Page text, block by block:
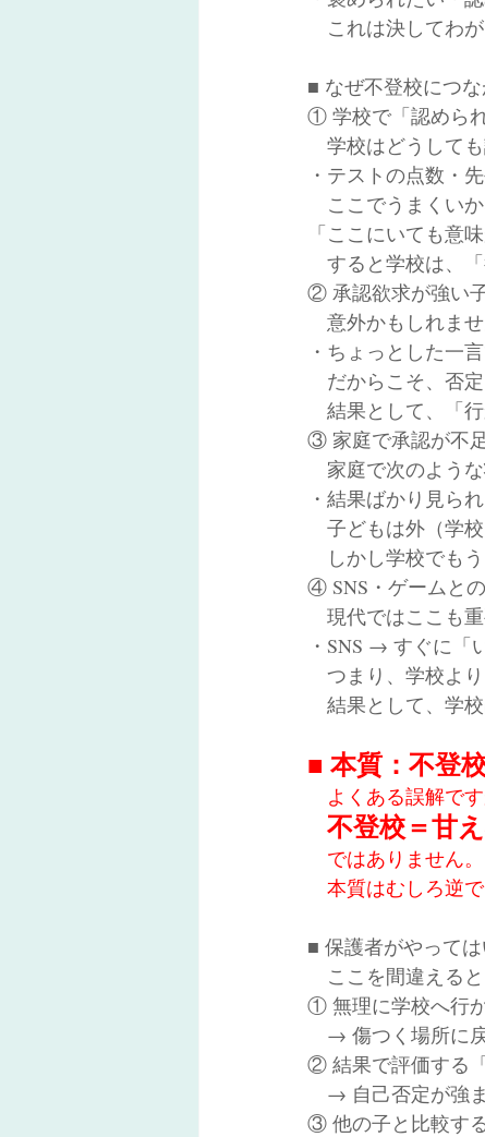
これは決してわ
■ なぜ不登校につな
① 学校で「認めら
学校はどうしても
・テストの点数・
ここでうまくいか
「ここにいても意
すると学校は、「
② 承認欲求が強い
意外かもしれませ
・ちょっとした一
だからこそ、否定
結果として、「行
③ 家庭で承認が不
家庭で次のような
・結果ばかり見ら
子どもは外（学校
しかし学校でも
④ SNS・ゲームと
現代ではここも重
・SNS → すぐに「
つまり、学校より
結果として、学
■ 本質：不登
よくある誤解です
不登校＝甘
ではありません。
本質はむしろ逆で
■ 保護者がやっては
ここを間違えると
① 無理に学校へ行
→ 傷つく場所に
② 結果で評価する
→ 自己否定が強
③ 他の子と比較す